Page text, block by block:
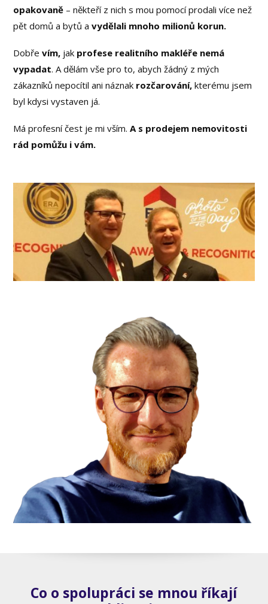
opakovaně – někteří z nich s mou pomocí prodali více než
pět domů a bytů avydělali mnoho milionů korun.
Dobře vím, jak profese realitního makléře nemá
vypadat. A dělám vše pro to, abych žádný z mých
zákazníků nepocítil ani náznak rozčarování, kterému jsem
byl kdysi vystaven já.
Má profesní čest je mi vším.A s prodejem nemovitosti
rád pomůžu i vám.
Co o spolupráci se mnou říkají